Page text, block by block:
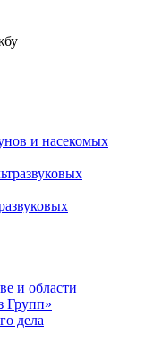
и насекомых
и области
Групп»
дела